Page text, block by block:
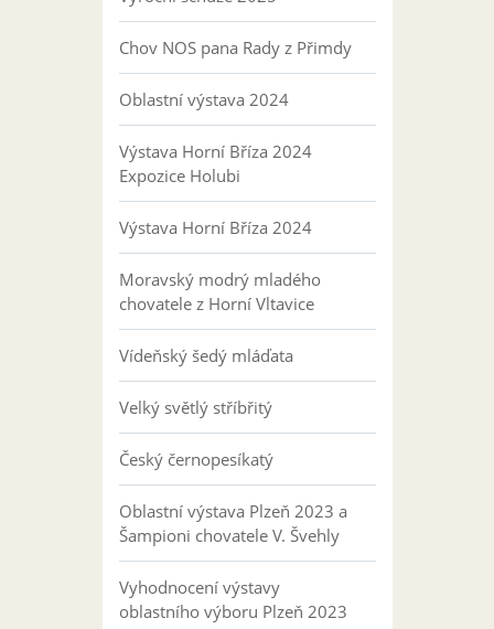
Chov NOS pana Rady z Přimdy
Oblastní výstava 2024
Výstava Horní Bříza 2024
Expozice Holubi
Výstava Horní Bříza 2024
Moravský modrý mladého
chovatele z Horní Vltavice
Vídeňský šedý mláďata
Velký světlý stříbřitý
Český černopesíkatý
Oblastní výstava Plzeň 2023 a
Šampioni chovatele V. Švehly
Vyhodnocení výstavy
oblastního výboru Plzeň 2023